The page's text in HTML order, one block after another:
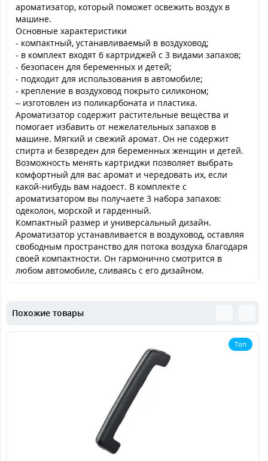
ароматизатор, который поможет освежить воздух в
машине.
Основные характеристики
- компактный, устанавливаемый в воздуховод;
- в комплект входят 6 картриджей с 3 видами запахов;
- безопасен для беременных и детей;
- подходит для использования в автомобиле;
- крепление в воздуховод покрыто силиконом;
– изготовлен из поликарбоната и пластика.
Ароматизатор содержит растительные вещества и
помогает избавить от нежелательных запахов в
машине. Мягкий и свежий аромат. Он не содержит
спирта и безвреден для беременных женщин и детей.
Возможность менять картриджи позволяет выбрать
комфортный для вас аромат и чередовать их, если
какой-нибудь вам надоест. В комплекте с
ароматизатором вы получаете 3 набора запахов:
одеколон, морской и гарденный.
Компактный размер и универсальный дизайн.
Ароматизатор устанавливается в воздуховод, оставляя
свободным пространство для потока воздуха благодаря
своей компактности. Он гармонично смотрится в
любом автомобиле, сливаясь с его дизайном.
Похожие товары
Топ